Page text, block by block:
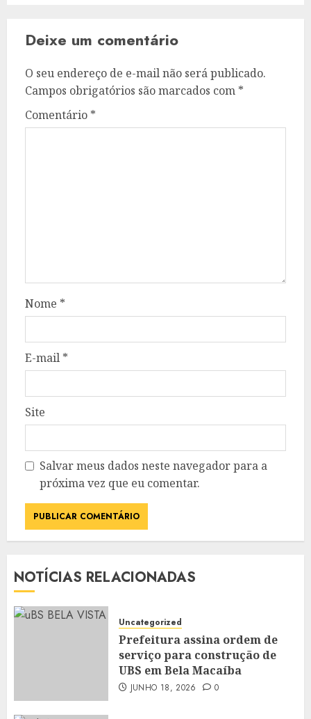
Deixe um comentário
O seu endereço de e-mail não será publicado.
Campos obrigatórios são marcados com *
Comentário *
Nome *
E-mail *
Site
Salvar meus dados neste navegador para a
próxima vez que eu comentar.
NOTÍCIAS RELACIONADAS
Uncategorized
Prefeitura assina ordem de
serviço para construção de
UBS em Bela Macaíba
JUNHO 18, 2026 0